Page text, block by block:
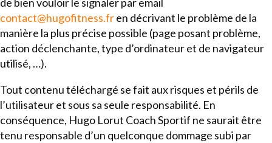
contact@hugofitness.fren décrivant le problème de la
manière la plus précise possible (page posant problème,
action déclenchante, type d’ordinateur et de navigateur
utilisé, …).
Tout contenu téléchargé se fait aux risques et périls de
l’utilisateur et sous sa seule responsabilité. En
conséquence, Hugo Lorut Coach Sportif ne saurait être
tenu responsable d’un quelconque dommage subi par